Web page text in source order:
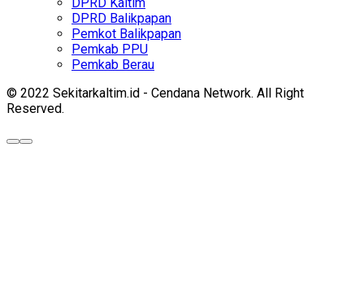
DPRD Balikpapan
Pemkot Balikpapan
Pemkab PPU
Pemkab Berau
© 2022 Sekitarkaltim.id - Cendana Network. All Right
Reserved.